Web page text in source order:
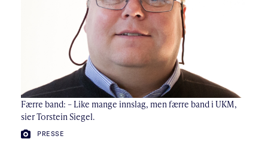
Færre band: – Like mange innslag, men færre band i UKM,
sier Torstein Siegel.
FOTO:
PRESSE